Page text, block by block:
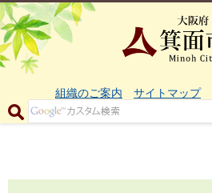
組織のご案内 サイトマップ